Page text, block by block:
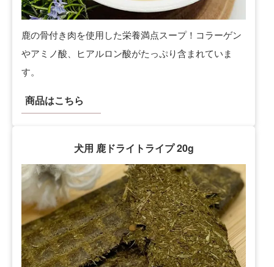
鹿の骨付き肉を使用した栄養満点スープ！コラーゲン
やアミノ酸、ヒアルロン酸がたっぷり含まれていま
す。
商品はこちら
犬用 鹿ドライトライプ 20g